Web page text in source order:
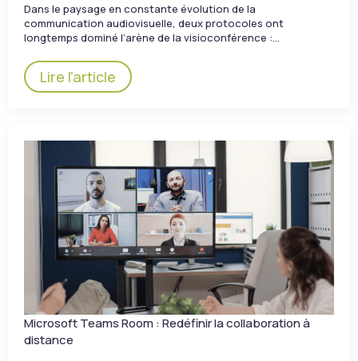
Dans le paysage en constante évolution de la
communication audiovisuelle, deux protocoles ont
longtemps dominé l’arène de la visioconférence :…
Lire l'article
Microsoft Teams Room : Redéfinir la collaboration à
distance